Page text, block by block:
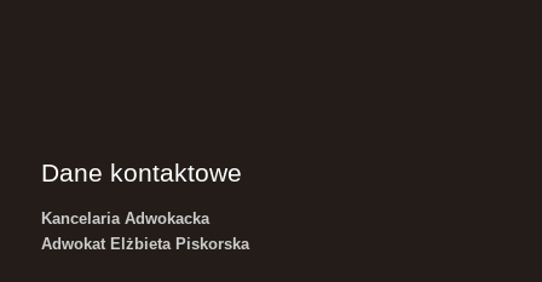
Dane kontaktowe
Kancelaria Adwokacka
Adwokat Elżbieta Piskorska